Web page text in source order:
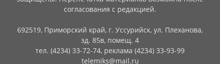
согласования с редакцией.
692519, Приморский край, г. Уссурийск, ул. Плеханова,
зд. 85в, помещ. 4
тел. (4234) 33-72-74, реклама (4234) 33-93-99
telemiks@mail.ru